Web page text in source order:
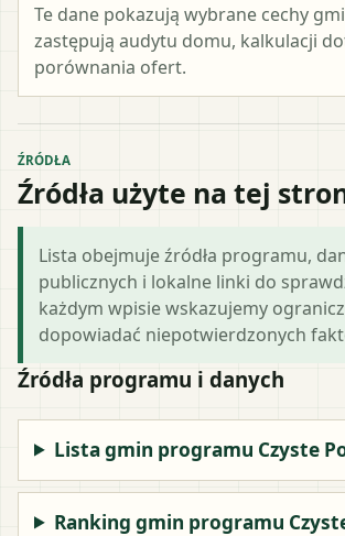
Te dane pokazują wybrane cechy
zastępują audytu domu, kalkulacji
porównania ofert.
ŹRÓDŁA
Źródła użyte na tej
Lista obejmuje źródła programu,
publicznych i lokalne linki do
każdym wpisie wskazujemy
dopowiadać niepotwierdzonych
Źródła programu i danych
Lista gmin programu Czyste
Ranking gmin programu